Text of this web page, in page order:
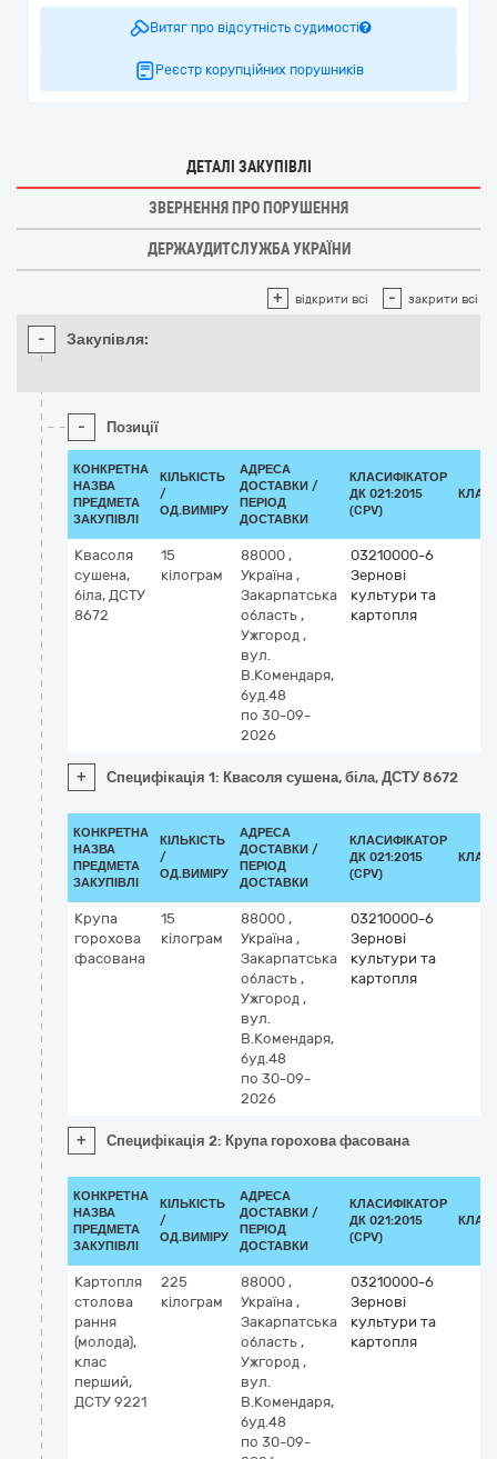
Витяг про відсутність судимості
Реєстр корупційних порушників
ДЕТАЛІ ЗАКУПІВЛІ
ЗВЕРНЕННЯ ПРО ПОРУШЕННЯ
ДЕРЖАУДИТСЛУЖБА УКРАЇНИ
+ відкрити всі - закрити всі
- Закупівля:
- Позиції
КОНКРЕТНА
НАЗВА
ПРЕДМЕТА
ЗАКУПІВЛІ
КІЛЬКІСТЬ
/
ОД.ВИМІРУ
АДРЕСА
ДОСТАВКИ /
ПЕРІОД
ДОСТАВКИ
КЛАСИФІКАТОР
ДК 021:2015
(CPV)
Квасоля
сушена,
біла, ДСТУ
8672
15
кілограм
88000 ,
Україна ,
Закарпатська
область ,
Ужгород ,
вул.
В.Комендаря,
буд.48
по 30-09-
2026
03210000-6
Зернові
культури та
картопля
+ Специфікація 1: Квасоля сушена, біла, ДСТУ 8672
КОНКРЕТНА
НАЗВА
ПРЕДМЕТА
ЗАКУПІВЛІ
КІЛЬКІСТЬ
/
ОД.ВИМІРУ
АДРЕСА
ДОСТАВКИ /
ПЕРІОД
ДОСТАВКИ
КЛАСИФІКАТОР
ДК 021:2015
(CPV)
Крупа
горохова
фасована
15
кілограм
88000 ,
Україна ,
Закарпатська
область ,
Ужгород ,
вул.
В.Комендаря,
буд.48
по 30-09-
2026
03210000-6
Зернові
культури та
картопля
+ Специфікація 2: Крупа горохова фасована
КОНКРЕТНА
НАЗВА
ПРЕДМЕТА
ЗАКУПІВЛІ
КІЛЬКІСТЬ
/
ОД.ВИМІРУ
АДРЕСА
ДОСТАВКИ /
ПЕРІОД
ДОСТАВКИ
КЛАСИФІКАТОР
ДК 021:2015
(CPV)
Картопля
столова
рання
(молода),
клас
перший,
ДСТУ 9221
225
кілограм
88000 ,
Україна ,
Закарпатська
область ,
Ужгород ,
вул.
В.Комендаря,
буд.48
по 30-09-
03210000-6
Зернові
культури та
картопля